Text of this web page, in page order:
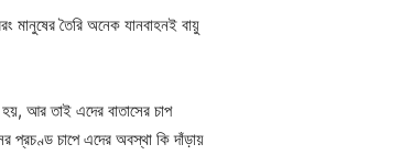
মানুষের তৈরি অনেক যানবাহনই বায়ু
আর তাই এদের বাতাসের চাপ
চাপে এদের অবস্থা কি দাঁড়ায়